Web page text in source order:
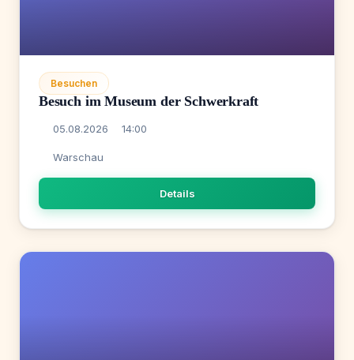
Besuchen
Besuch im Museum der Schwerkraft
05.08.2026 14:00
Warschau
Details